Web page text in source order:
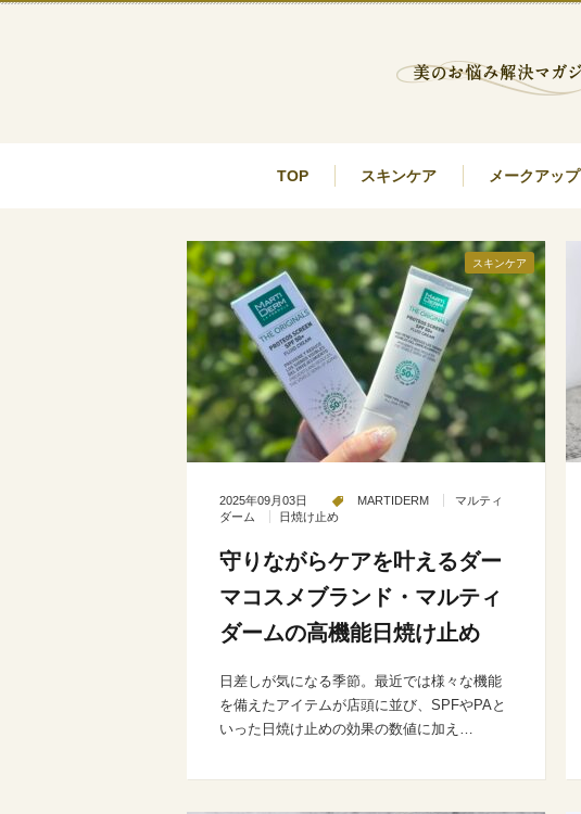
TOP スキンケア メークアップ
スキンケア
2025年09月03日 MARTIDERM
マルティ
ダーム
日焼け止め
守りながらケアを叶えるダー
マコスメブランド・マルティ
ダームの高機能日焼け止め
日差しが気になる季節。最近では様々な機能
を備えたアイテムが店頭に並び、SPFやPAと
いった日焼け止めの効果の数値に加え…